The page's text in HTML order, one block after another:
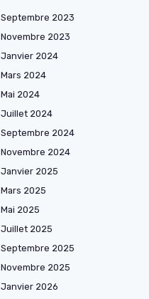
Septembre 2023
Novembre 2023
Janvier 2024
Mars 2024
Mai 2024
Juillet 2024
Septembre 2024
Novembre 2024
Janvier 2025
Mars 2025
Mai 2025
Juillet 2025
Septembre 2025
Novembre 2025
Janvier 2026